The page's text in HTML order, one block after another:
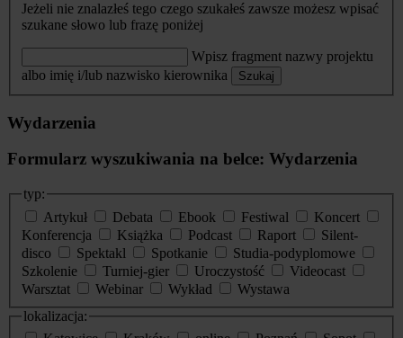
Jeżeli nie znalazłeś tego czego szukałeś zawsze możesz wpisać
szukane słowo lub frazę poniżej
Wpisz fragment nazwy projektu
albo imię i/lub nazwisko kierownika
Szukaj
Wydarzenia
Formularz wyszukiwania na belce: Wydarzenia
typ:
Artykuł
Debata Ebook Festiwal
Koncert
Konferencja
Książka Podcast Raport
Silent-
disco
Spektakl Spotkanie
Studia-podyplomowe
Szkolenie
Turniej-gier Uroczystość
Videocast
Warsztat
Webinar Wykład
Wystawa
lokalizacja: